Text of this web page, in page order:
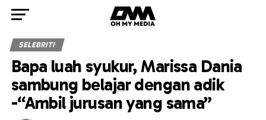
SELEBRITI
Bapa luah syukur, Marissa Dania
sambung belajar dengan adik
-“Ambil jurusan yang sama”